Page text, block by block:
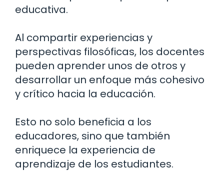
educativa.
Al compartir experiencias y
perspectivas filosóficas, los docentes
pueden aprender unos de otros y
desarrollar un enfoque más cohesivo
y crítico hacia la educación.
Esto no solo beneficia a los
educadores, sino que también
enriquece la experiencia de
aprendizaje de los estudiantes.